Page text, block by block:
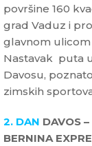
površine 160
grad Vaduz i
glavnom
Nastavak puta
Davosu,
zimskih
2. DAN DAVOS
BERNINA